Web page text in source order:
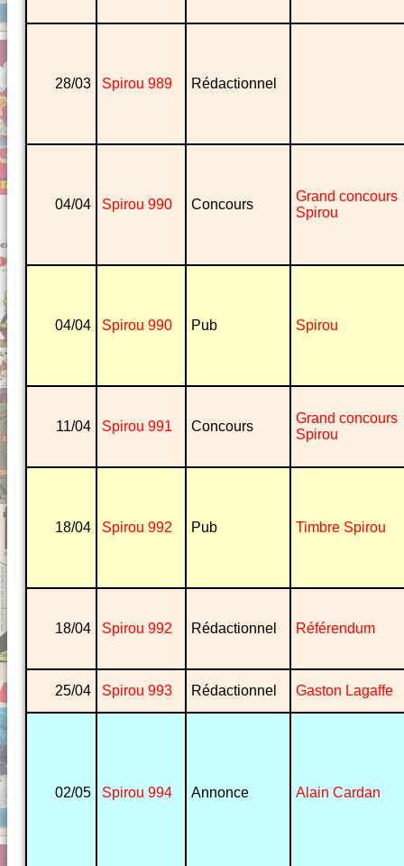
28/03 Spirou 989 Rédactionnel
04/04 Spirou 990 Concours
Grand concours
Spirou
04/04 Spirou 990 Pub Spirou
11/04 Spirou 991 Concours
Grand concours
Spirou
18/04 Spirou 992 Pub Timbre Spirou
18/04 Spirou 992 Rédactionnel Référendum
25/04 Spirou 993 Rédactionnel Gaston Lagaffe
02/05 Spirou 994 Annonce Alain Cardan